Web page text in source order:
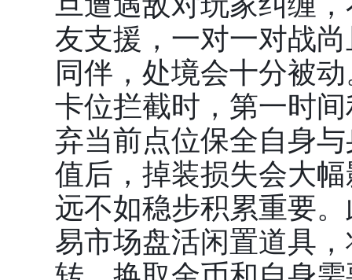
友支援，一对一对战
同伴，处境会十分被
卡位拦截时，第一时
弃当前点位保全自身
值后，掉装损失会大
远不如稳步积累重要
易市场盘活闲置道具